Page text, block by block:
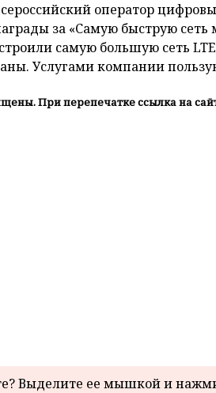
оператор
за «Самую быструю
самую большую сеть
Услугами компании
При перепечатке ссылка на
Выделите ее мышкой и